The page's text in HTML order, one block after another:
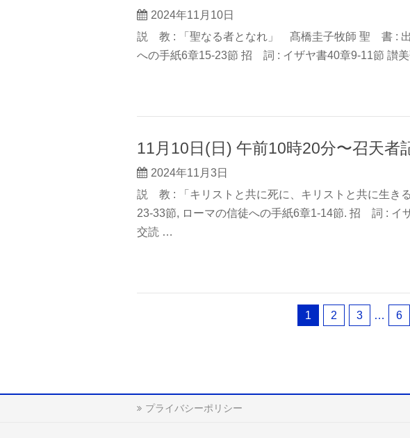
2024年11月10日
説 教 : 「聖なる者となれ」 髙橋圭子牧師 聖 書 : 出
への手紙6章15-23節 招 詞 : イザヤ書40章9-11節 讃
11月10日(日) 午前10時20分〜召天者
2024年11月3日
説 教 : 「キリストと共に死に、キリストと共に生き
23-33節, ローマの信徒への手紙6章1-14節. 招 詞 : イ
交読 …
1 2 3 … 6
プライバシーポリシー